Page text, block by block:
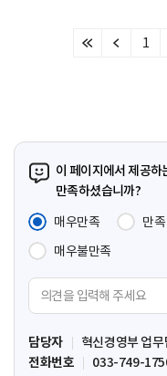
처
이
1
이 페이지에서 제공하
만족하셨습니까?
매우만족
만족
매우불만족
견
입
력
담당자
혁신경영부 업
전화번호
033-749-